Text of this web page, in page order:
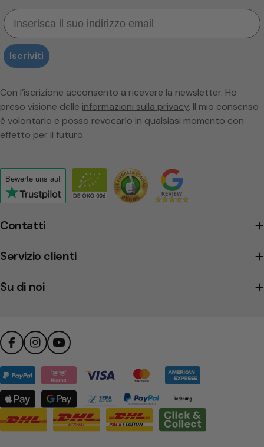
Contatti
Servizio clienti
Su di noi
Email
Iscriviti
Con l’iscrizione acconsento a ricevere la newsletter. Ho
preso visione delle informazioni sulla privacy. Il mio consenso
è volontario e posso revocarlo in qualsiasi momento con
effetto per il futuro.
Bewerte uns auf
Click
to
view
company's
profile
FacebookInstagramYouTube
Metodi
di
pagamento